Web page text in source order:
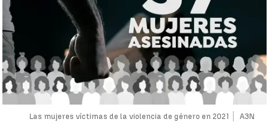
Las mujeres víctimas de la violencia de género en 2021 A3N